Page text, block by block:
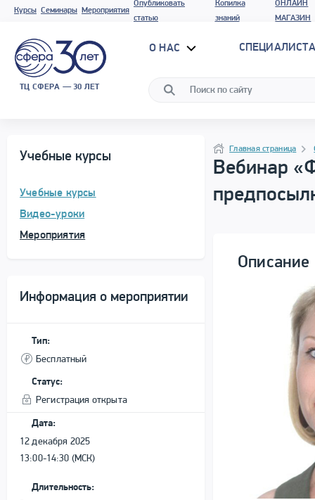
Курсы Семинары Мероприятия
Опубликовать
статью
Копилка
знаний
ОНЛАЙН
МАГАЗИН
ТЦ СФЕРА — 30 ЛЕТ
О НАС
Учебные курсы
Учебные курсы
Видео-уроки
Мероприятия
Информация о мероприятии
Тип:
Бесплатный
Статус:
Регистрация открыта
Дата:
12 декабря 2025
13:00-14:30 (МСК)
Длительность:
НавигацияГлавная страница
Вебинар
Описание